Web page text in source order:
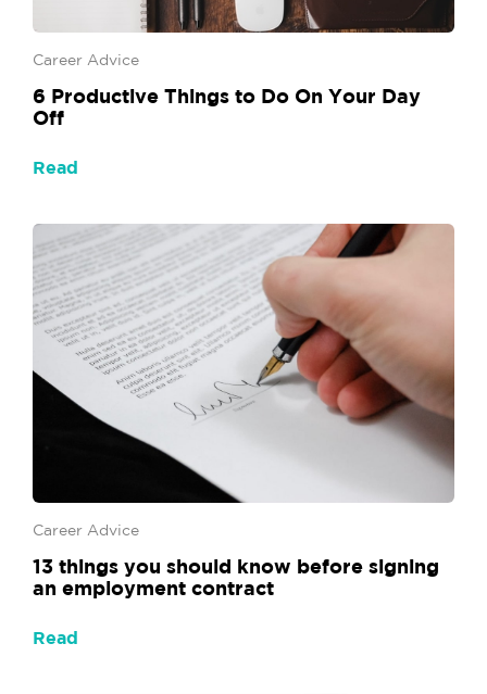
Career Advice
6‌ ‌Productive‌ ‌Things‌ ‌to‌ ‌Do‌ ‌On‌ ‌Your‌ ‌Day‌ ‌
Off‌
Read
Career Advice
13 things you should know before signing
an employment contract
Read